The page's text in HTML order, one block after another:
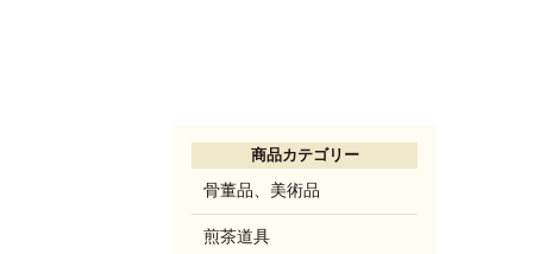
商品カテゴリー
骨董品、美術品
煎茶道具